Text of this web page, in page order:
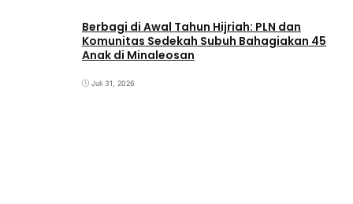
Berbagi di Awal Tahun Hijriah: PLN dan
Komunitas Sedekah Subuh Bahagiakan 45
Anak di Minaleosan
Juli 31, 2026